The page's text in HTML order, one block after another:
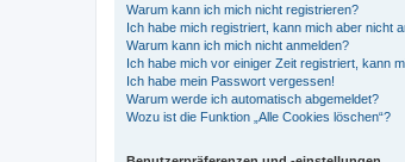
Warum kann ich mich nicht registrieren?
Ich habe mich registriert, kann mich aber nicht
Warum kann ich mich nicht anmelden?
Ich habe mich vor einiger Zeit registriert, kann
Ich habe mein Passwort vergessen!
Warum werde ich automatisch abgemeldet?
Wozu ist die Funktion „Alle Cookies löschen“?